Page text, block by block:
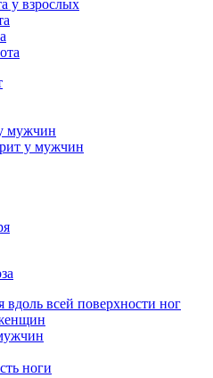
у взрослых
мужчин
у мужчин
всей поверхности ног
ноги